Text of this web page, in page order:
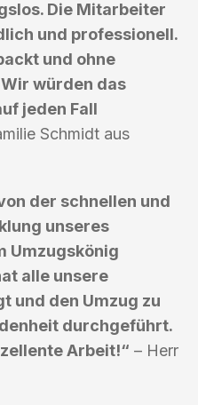
Die Mitarbeiter
und professionell.
und ohne
würden das
jeden Fall
Schmidt aus
der schnellen und
unseres
Umzugskönig
alle unsere
und den Umzug zu
durchgeführt.
Arbeit!“ – Herr